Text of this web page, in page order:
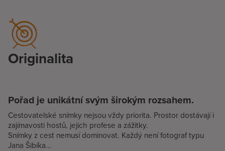
Originalita
Pořad je unikátní svým širokým rozsahem.
Cestovatelské snímky nejsou vždy priorita. Prostor dostávají i
zajímavosti hostů, jejich profese a zážitky.
Snímky z cest nemusí dominovat. Každý není fotograf typu
Jana Šibíka...